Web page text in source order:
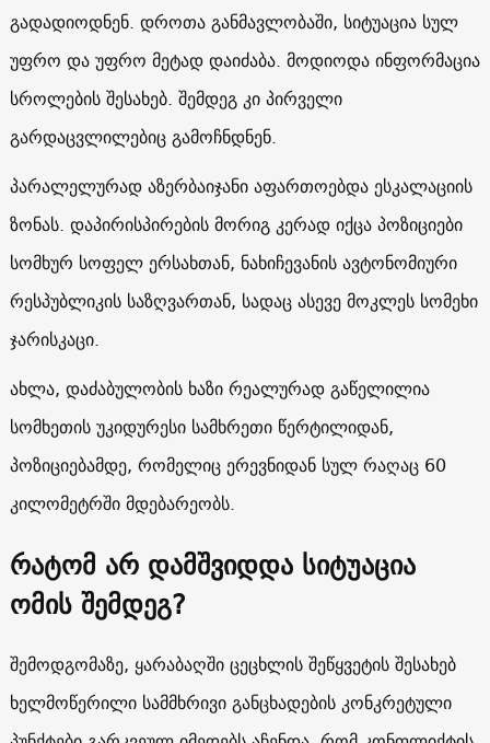
გადადიოდნენ. დროთა განმავლობაში, სიტუაცია სულ
უფრო და უფრო მეტად დაიძაბა. მოდიოდა ინფორმაცია
სროლების შესახებ. შემდეგ კი პირველი
გარდაცვლილებიც გამოჩნდნენ.
პარალელურად აზერბაიჯანი აფართოებდა ესკალაციის
ზონას. დაპირისპირების მორიგ კერად იქცა პოზიციები
სომხურ სოფელ ერსახთან, ნახიჩევანის ავტონომიური
რესპუბლიკის საზღვართან, სადაც ასევე მოკლეს სომეხი
ჯარისკაცი.
ახლა, დაძაბულობის ხაზი რეალურად გაწელილია
სომხეთის უკიდურესი სამხრეთი წერტილიდან,
პოზიციებამდე, რომელიც ერევნიდან სულ რაღაც 60
კილომეტრში მდებარეობს.
რატომ არ დამშვიდდა სიტუაცია
ომის შემდეგ?
შემოდგომაზე, ყარაბაღში ცეცხლის შეწყვეტის შესახებ
ხელმოწერილი სამმხრივი განცხადების კონკრეტული